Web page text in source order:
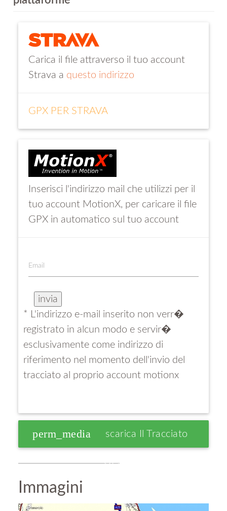
Carica il file attraverso il tuo account
Strava a questo indirizzo
GPX PER STRAVA
Inserisci l'indirizzo mail che utilizzi per il
tuo account MotionX, per caricare il file
GPX in automatico sul tuo account
Email
* L'indirizzo e-mail inserito non verr�
registrato in alcun modo e servir�
esclusivamente come indirizzo di
riferimento nel momento dell'invio del
tracciato al proprio account motionx
perm_media Scarica Il Tracciato
GPS
Immagini